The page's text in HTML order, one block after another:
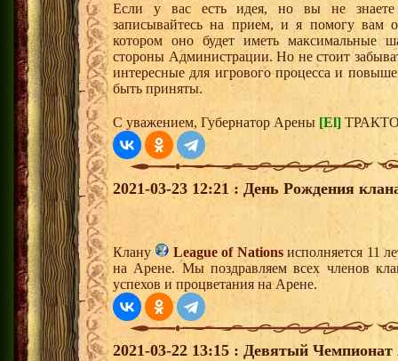
Если у вас есть идея, но вы не знаете
записывайтесь на прием, и я помогу вам
котором оно будет иметь максимальные
стороны Администрации. Но не стоит
интересные для игрового процесса и
быть приняты.
С уважением, Губернатор Арены [El]
2021-03-23 12:21 : День Рождения
Клану League of Nationsисполняется 11
на Арене. Мы поздравляем всех членов
успехов и процветания на Арене.
2021-03-22 13:15 : Девятый